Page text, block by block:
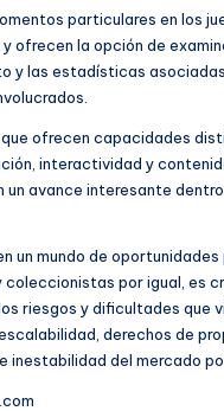
particulares en los
ofrecen la opción de
y las estadísticas
que ofrecen capacidades
interactividad y
un avance interesante
un mundo de oportunidades
coleccionistas por igual, es
riesgos y dificultades que
derechos de
inestabilidad del mercado